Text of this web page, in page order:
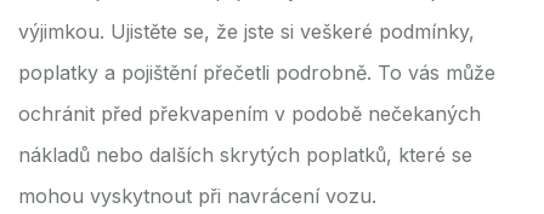
výjimkou. Ujistěte se, že jste si veškeré podmínky,
poplatky a pojištění přečetli podrobně. To vás může
ochránit před překvapením v podobě nečekaných
nákladů nebo dalších skrytých poplatků, které se
mohou vyskytnout při navrácení vozu.